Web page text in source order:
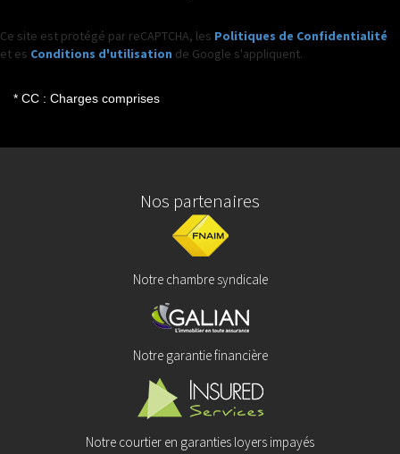
Ce site est protégé par reCAPTCHA, les Politiques de Confidentialité
et es Conditions d'utilisation de Google s'appliquent.
* CC : Charges comprises
Nos partenaires
Notre chambre syndicale
Notre garantie financière
Notre courtier en garanties loyers impayés